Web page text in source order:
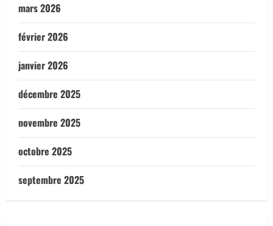
mars 2026
février 2026
janvier 2026
décembre 2025
novembre 2025
octobre 2025
septembre 2025